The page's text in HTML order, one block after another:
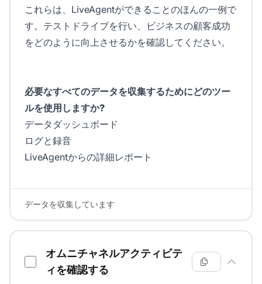
これらは、LiveAgentができることのほんの一例で
す。テストドライブを行い、ビジネスの顧客成功
をどのように向上させるかを確認してください。
必要なすべてのデータを収集するためにどのツー
ルを使用しますか?
データダッシュボード
ログと録音
LiveAgentからの詳細レポート
データを収集しています
オムニチャネルアクティビテ
ィを確認する